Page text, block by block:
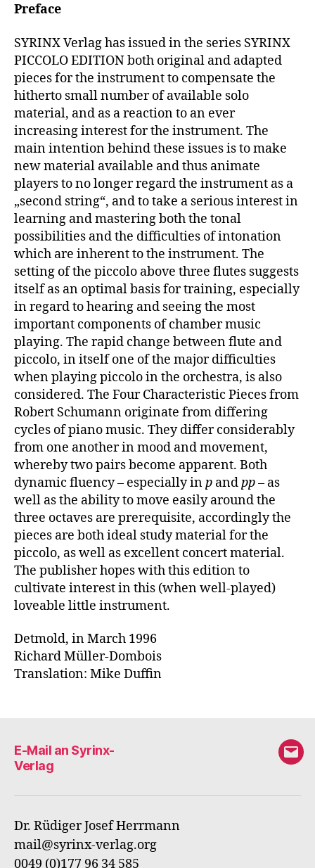
Preface
SYRINX Verlag has issued in the series SYRINX
PICCOLO EDITION both original and adapted
pieces for the instrument to compensate the
hitherto small number of available solo
material, and as a reaction to an ever
increasing interest for the instrument. The
main intention behind these issues is to make
new material available and thus animate
players to no longer regard the instrument as a
„second string“, and to take a serious interest in
learning and mastering both the tonal
possibilities and the difficulties of intonation
which are inherent to the instrument. The
setting of the piccolo above three flutes suggests
itself as an optimal basis for training, especially
in regard to hearing and seeing the most
important components of chamber music
playing. The rapid change between flute and
piccolo, in itself one of the major difficulties
when playing piccolo in the orchestra, is also
considered. The Four Characteristic Pieces from
Robert Schumann originate from differing
cycles of piano music. They differ considerably
from one another in mood and movement,
whereby two pairs become apparent. Both
dynamic fluency – especially inp andpp– as
well as the ability to move easily around the
three octaves are prerequisite, accordingly the
pieces are both ideal study material for the
piccolo, as well as excellent concert material.
The publisher hopes with this edition to
cultivate interest in this (when well-played)
loveable little instrument.
Detmold, in March 1996
Richard Müller-Dombois
Translation: Mike Duffin
E-Mail an Syrinx-
Verlag
E-
an
Dr. Rüdiger Josef Herrmann
mail@syrinx-verlag.org
0049 (0)177 96 34 585